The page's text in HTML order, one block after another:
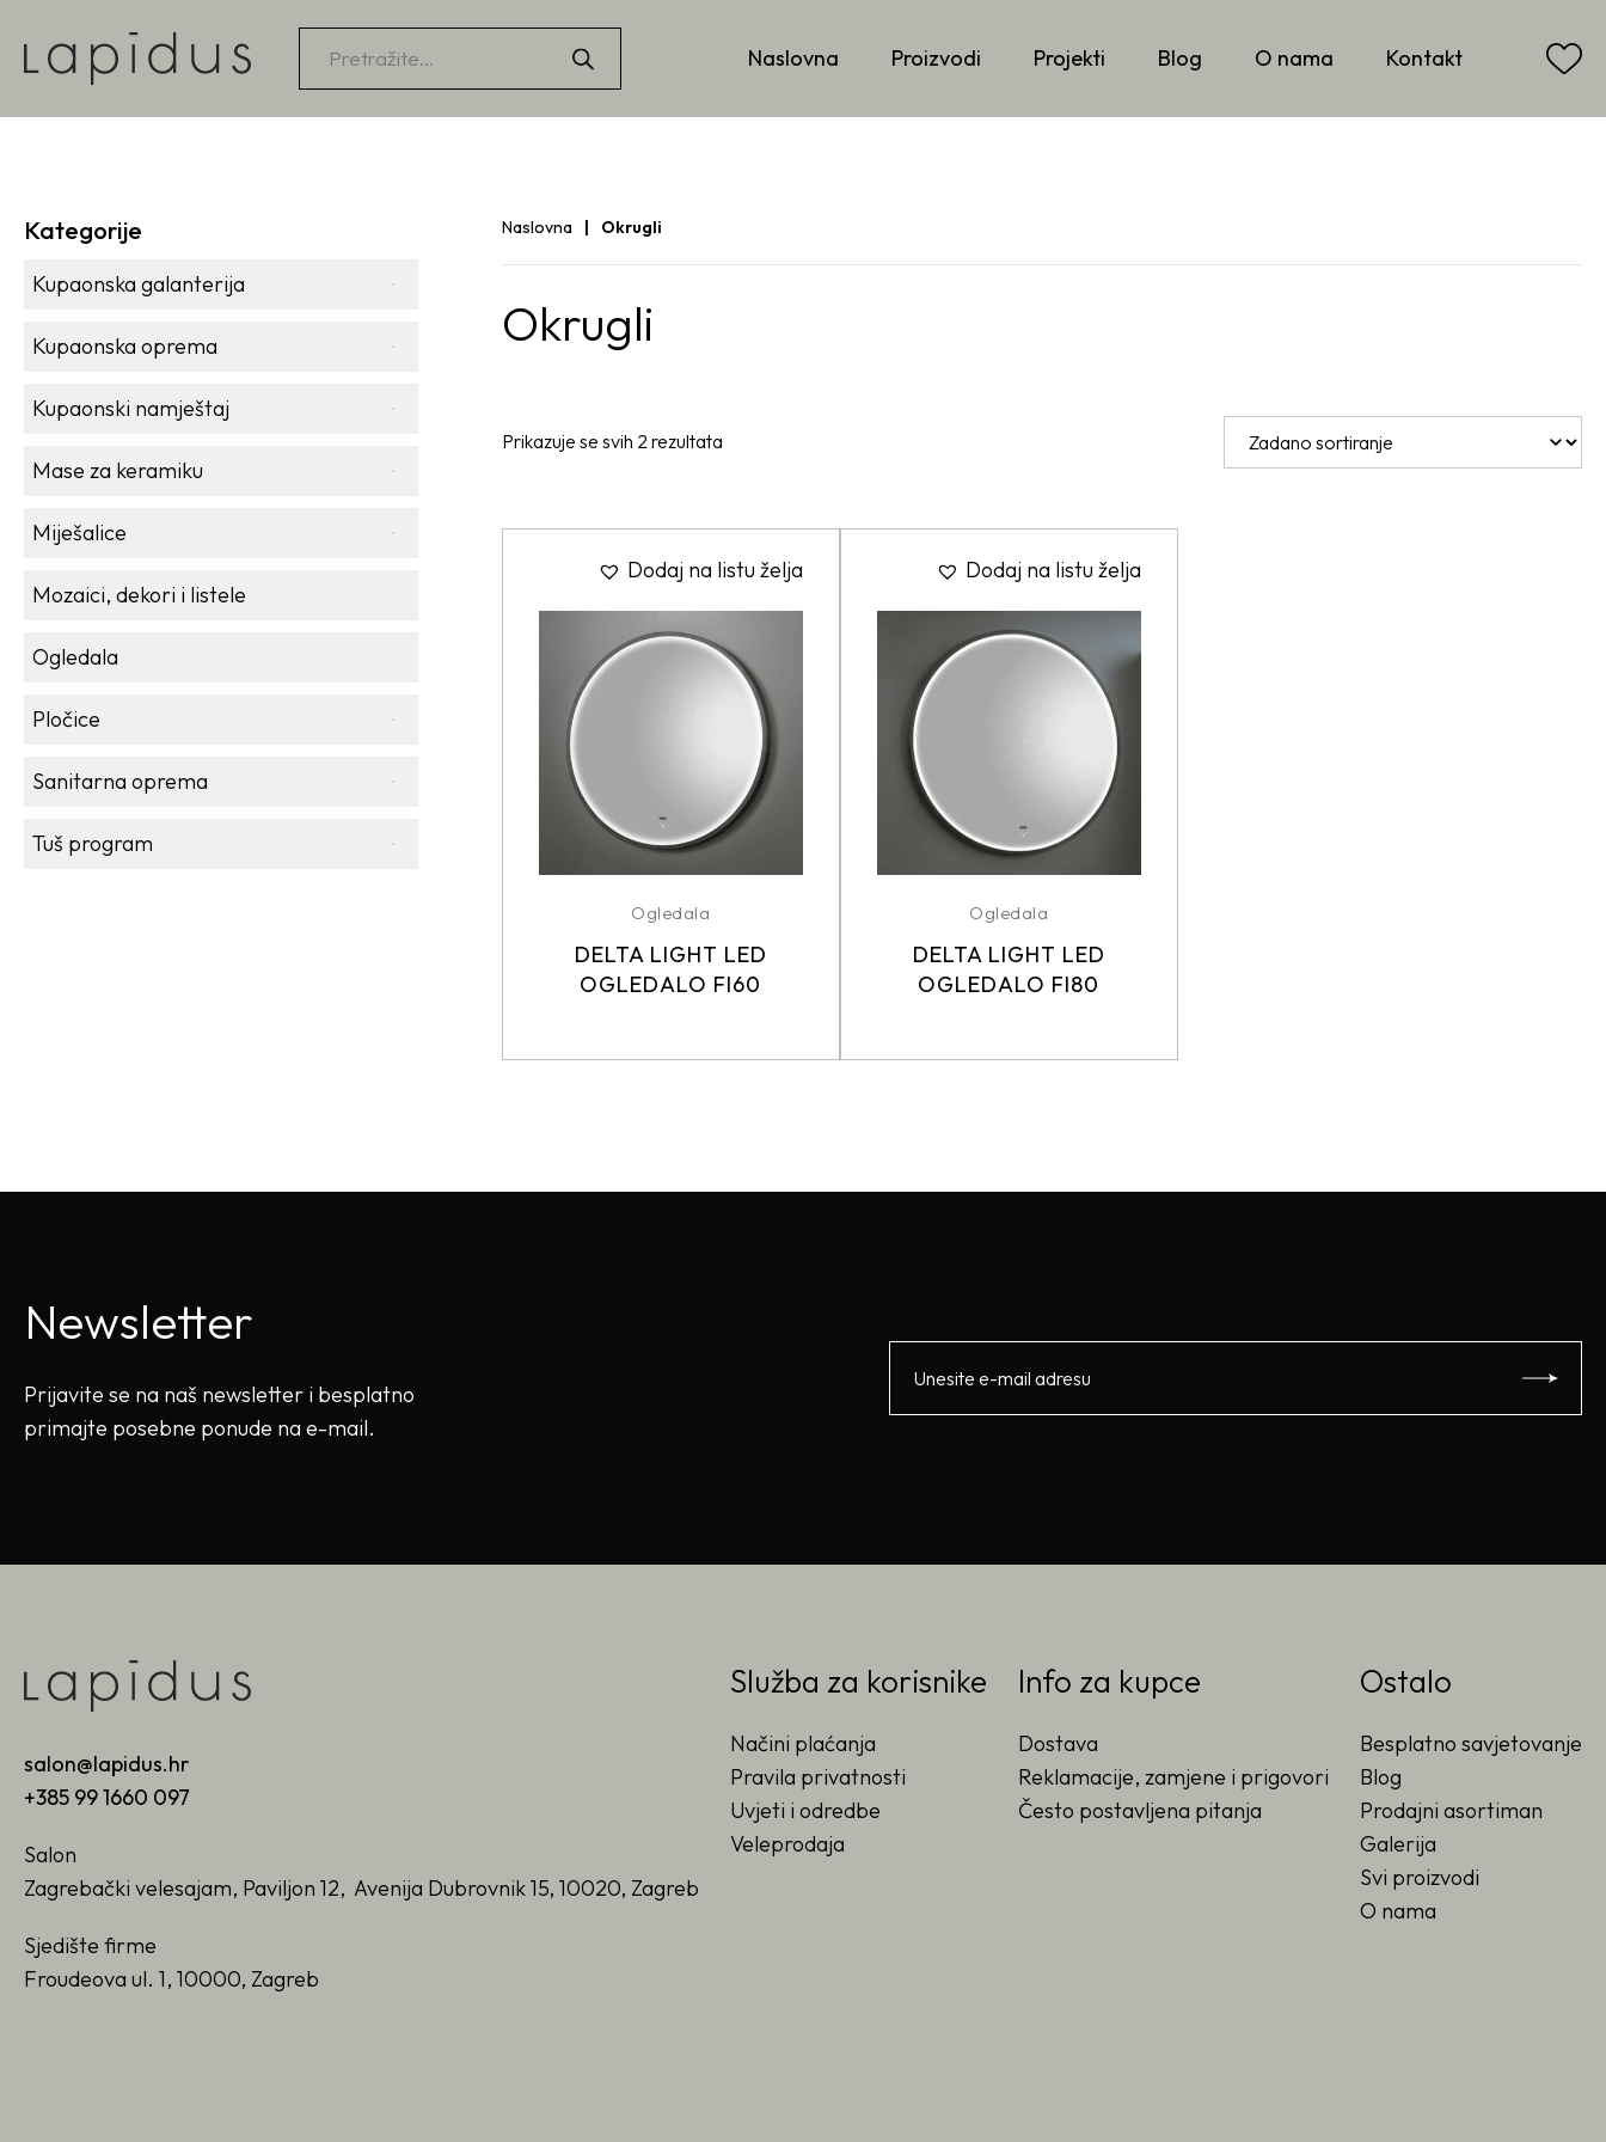
Products
search
Naslovna Proizvodi Projekti Blog O nama Kontakt
Kategorije
Kupaonska galanterija
Kupaonska oprema
Kupaonski namještaj
Mase za keramiku
Miješalice
Mozaici, dekori i listele
Ogledala
Pločice
Sanitarna oprema
Tuš program
Naslovna Okrugli
Okrugli
Prikazuje se svih 2 rezultata
Dodaj na listu želja
Ogledala
DELTA LIGHT LED
OGLEDALO FI60
Dodaj na listu želja
Ogledala
DELTA LIGHT LED
OGLEDALO FI80
Newsletter
Prijavite se na naš newsletter i besplatno
primajte posebne ponude na e-mail.
salon@lapidus.hr
+385 99 1660 097
Salon
Zagrebački velesajam, Paviljon 12, Avenija Dubrovnik 15, 10020, Zagreb
Sjedište firme
Froudeova ul. 1, 10000, Zagreb
Služba za korisnike
Načini plaćanja
Pravila privatnosti
Uvjeti i odredbe
Veleprodaja
Info za kupce
Dostava
Reklamacije, zamjene i prigovori
Često postavljena pitanja
Ostalo
Besplatno savjetovanje
Blog
Prodajni asortiman
Galerija
Svi proizvodi
O nama